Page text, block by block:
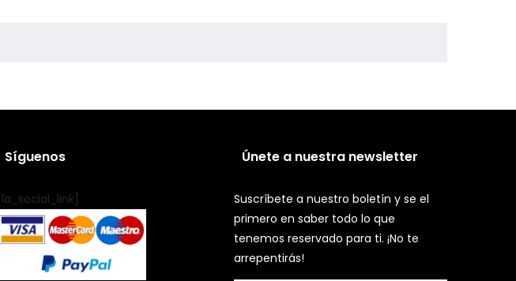
Síguenos
[la_social_link]
Únete a nuestra newsletter
Suscríbete a nuestro boletín y se el
primero en saber todo lo que
tenemos reservado para ti. ¡No te
arrepentirás!